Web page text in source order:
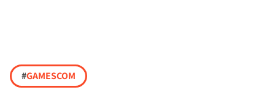
#GAMESCOM